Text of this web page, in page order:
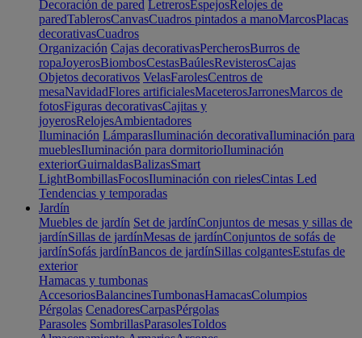
Decoración de pared LetrerosEspejosRelojes de
paredTablerosCanvasCuadros pintados a manoMarcosPlacas
decorativasCuadros
Organización Cajas decorativasPercherosBurros de
ropaJoyerosBiombosCestasBaúlesRevisterosCajas
Objetos decorativos VelasFarolesCentros de
mesaNavidadFlores artificialesMaceterosJarronesMarcos de
fotosFiguras decorativasCajitas y
joyerosRelojesAmbientadores
Iluminación LámparasIluminación decorativaIluminación para
mueblesIluminación para dormitorioIluminación
exteriorGuirnaldasBalizasSmart
LightBombillasFocosIluminación con rielesCintas Led
Tendencias y temporadas
Jardín
Muebles de jardín Set de jardínConjuntos de mesas y sillas de
jardínSillas de jardínMesas de jardínConjuntos de sofás de
jardínSofás jardínBancos de jardínSillas colgantesEstufas de
exterior
Hamacas y tumbonas
AccesoriosBalancinesTumbonasHamacasColumpios
Pérgolas CenadoresCarpasPérgolas
Parasoles SombrillasParasolesToldos